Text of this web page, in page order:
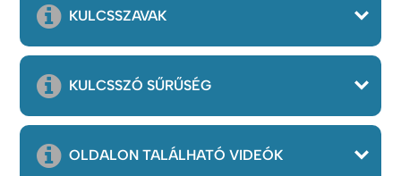
KULCSSZAVAK
KULCSSZÓ SŰRŰSÉG
OLDALON TALÁLHATÓ VIDEÓK